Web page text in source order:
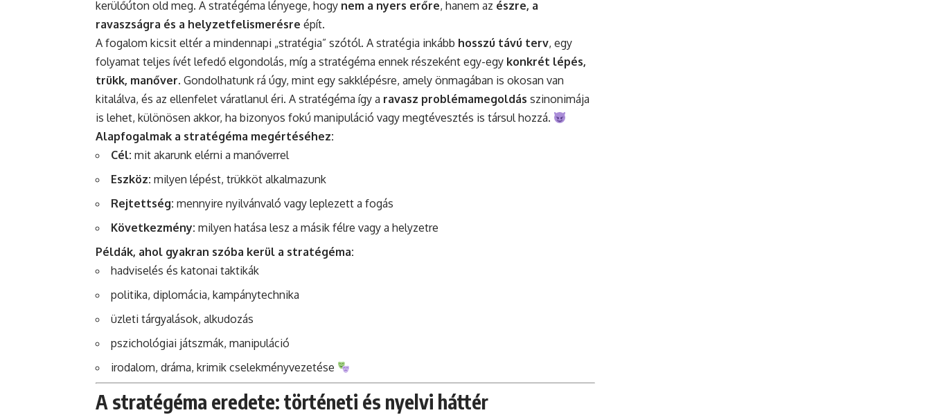
kerülőúton old meg. A stratégéma lényege, hogy nem a nyers erőre, hanem az észre, a
ravaszságra és a helyzetfelismerésre épít.
A fogalom kicsit eltér a mindennapi „stratégia” szótól. A stratégia inkább hosszú távú terv, egy
folyamat teljes ívét lefedő elgondolás, míg a stratégéma ennek részeként egy-egy konkrét lépés,
trükk, manőver. Gondolhatunk rá úgy, mint egy sakklépésre, amely önmagában is okosan van
kitalálva, és az ellenfelet váratlanul éri. A stratégéma így a ravasz problémamegoldás szinonimája
is lehet, különösen akkor, ha bizonyos fokú manipuláció vagy megtévesztés is társul hozzá.
Alapfogalmak a stratégéma megértéséhez:
Cél: mit akarunk elérni a manőverrel
Eszköz: milyen lépést, trükköt alkalmazunk
Rejtettség: mennyire nyilvánvaló vagy leplezett a fogás
Következmény: milyen hatása lesz a másik félre vagy a helyzetre
Példák, ahol gyakran szóba kerül a stratégéma:
hadviselés és katonai taktikák
politika, diplomácia, kampánytechnika
üzleti tárgyalások, alkudozás
pszichológiai játszmák, manipuláció
irodalom, dráma, krimik cselekményvezetése
A stratégéma eredete: történeti és nyelvi háttér